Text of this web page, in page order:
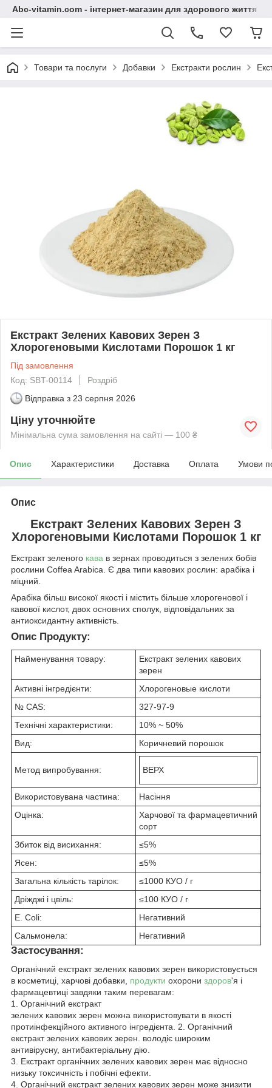
Abc-vitamin.com - інтернет-магазин для здорового життя
Товари та послуги Добавки Екстракти рослин
Екстракт Зелених Кавових Зерен З
Хлорогеновыми Кислотами Порошок 1 кг
Під замовлення
Код: SBT-00114
Роздріб
Відправка з 23 серпня 2026
Ціну уточнюйте
Мінімальна сума замовлення на сайті — 100 ₴
Опис Характеристики Доставка Оплата Умови
Опис
Екстракт Зелених Кавових Зерен З
Хлорогеновыми Кислотами Порошок 1 кг
Екстракт зеленого кава в зернах проводиться з зелених бобів
рослини Coffea Arabica. Є два типи кавових рослин: арабіка і
міцний.
Арабіка більш високої якості і містить більше хлорогенової і
кавової кислот, двох основних сполук, відповідальних за
антиоксидантну активність.
Опис Продукту:
Найменування товару:
Екстракт зелених кавових
зерен
Активні інгредієнти:
Хлорогеновые кислоти
№ CAS:
327-97-9
Технічні характеристики:
10% ~ 50%
Вид:
Коричневий порошок
Метод випробування: ВЕРХ
Використовувана частина:
Насіння
Оцінка:
Харчової та фармацевтичний
сорт
Збиток від висихання:
≤5%
Ясен:
≤5%
Загальна кількість тарілок:
≤1000 КУО / г
Дріжджі і цвіль:
≤100 КУО / г
E. Coli:
Негативний
Сальмонела:
Негативний
Застосування:
Органічний екстракт зелених кавових зерен використовується
в косметиці, харчові добавки, продукти охорони здоров'я і
фармацевтиці завдяки таким перевагам:
1. Органічний екстракт
зелених кавових зерен можна використовувати в якості
протиінфекційного активного інгредієнта. 2. Органічний
екстракт зелених кавових зерен. володіє широким
антивірусну, антибактеріальну дію.
3. Екстракт органічних зелених кавових зерен має відносно
низьку токсичність і побічні ефекти.
4. Органічний екстракт зелених кавових зерен може знизити